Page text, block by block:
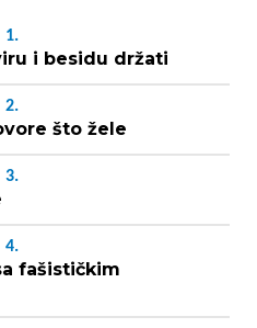
1.
i besidu držati
2.
što žele
3.
4.
fašističkim